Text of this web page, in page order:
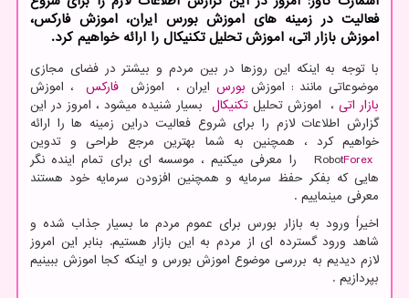
فعالیت در زمینه های اموزش بورس ایران، اموزش فارکس،
اموزش بازار اتی، اموزش تحلیل تکنیکال را ارائه خواهیم کرد.
با توجه به اینکه این روزها در بین مردم و بیشتر در فضای مجازی
موضوعاتی مانند : اموزش بورس ایران ، اموزشفارکس ، اموزش
بازار اتی ، اموزش تحلیل تکنیکال بسیار شنیده میشود ، امروز در این
گزارش اطلاعات لازم را برای شروع فعالیت دراین زمینه ها را ارائه
خواهیم کرد ، همچنین به شما بهترین مرجع طراحی و تدوین
Forex
Robot
را معرفی میکنیم ، موسسه ای برای تمام اینده نگر
هایی که بفکر حفظ سرمایه و همچنین افزودن سرمایه خود هستند
معرفی مینماییم .
اخیرا‌ً ورود به بازار بورس برای عموم مردم ما بسیار جذاب شده و
شاهد ورود گسترده ای از مردم به این بازار هستیم. بنابر این امروز
لازم دیدیم به بررسی موضوع اموزش بورس و اینکه کجا اموزش ببینیم
بپردازیم .